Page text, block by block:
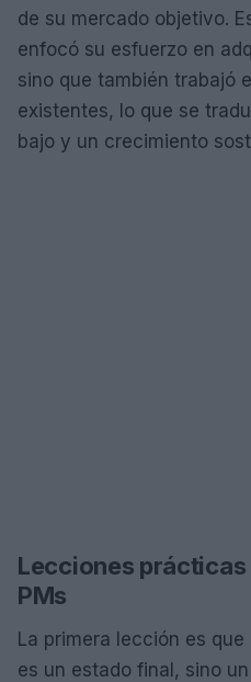
de su mercado objetivo.
enfocó su esfuerzo en
sino que también trabajó
existentes, lo que se
bajo y un crecimiento
Lecciones
PMs
La primera lección es que
es un estado final, sino